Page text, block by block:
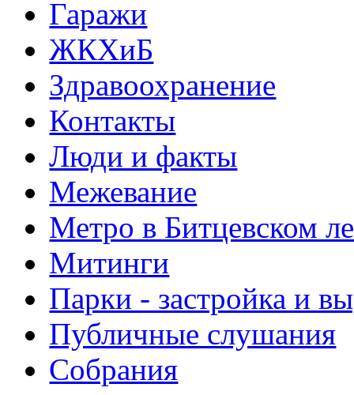
Гаражи
ЖКХиБ
Здравоохранение
Контакты
Люди и факты
Межевание
Метро в Битцевском
Митинги
Парки - застройка и
Публичные слушания
Собрания